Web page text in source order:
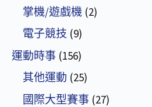
掌機/遊戲機 (2)
電子競技 (9)
運動時事 (156)
其他運動 (25)
國際大型賽事 (27)